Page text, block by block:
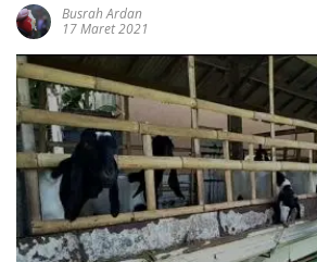
Busrah Ardan
17 Maret 2021